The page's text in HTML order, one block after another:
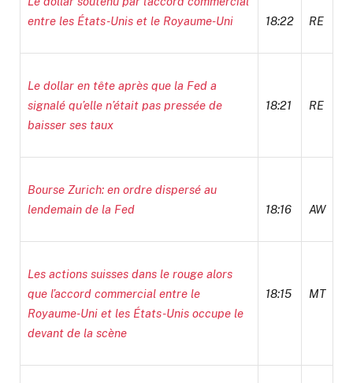
entre les États-Unis et le Royaume-Uni
18:22 RE
Le dollar en tête après que la Fed a
signalé qu’elle n’était pas pressée de
baisser ses taux
18:21 RE
Bourse Zurich: en ordre dispersé au
lendemain de la Fed
18:16 AW
Les actions suisses dans le rouge alors
que l’accord commercial entre le
Royaume-Uni et les États-Unis occupe le
devant de la scène
18:15 MT